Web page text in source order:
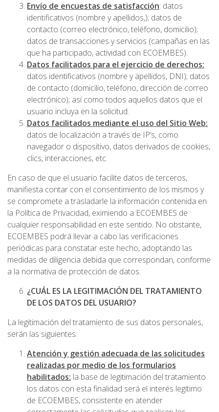
Envío de encuestas de satisfacción: datos
identificativos (nombre y apellidos,); datos de
contacto (correo electrónico, teléfono, domicilio);
datos de transacciones y servicios (campañas en las
que ha participado, actividad con ECOEMBES).
Datos facilitados para el ejercicio de derechos:
datos identificativos (nombre y apellidos, DNI); datos
de contacto (domicilio, teléfono, dirección de correo
electrónico); así como todos aquellos datos que el
usuario incluya en la solicitud.
Datos facilitados mediante el uso del Sitio Web:
datos de localización a través de IP’s, como
navegador o dispositivo, datos derivados de cookies,
clics, interacciones, etc.
En caso de que el usuario facilite datos de terceros,
manifiesta contar con el consentimiento de los mismos y
se compromete a trasladarle la información contenida en
la Política de Privacidad, eximiendo a ECOEMBES de
cualquier responsabilidad en este sentido. No obstante,
ECOEMBES podrá llevar a cabo las verificaciones
periódicas para constatar este hecho, adoptando las
medidas de diligencia debida que correspondan, conforme
a la normativa de protección de datos.
¿CUÁL ES LA LEGITIMACIÓN DEL TRATAMIENTO
DE LOS DATOS DEL USUARIO?
La legitimación del tratamiento de sus datos personales,
serán las siguientes:
Atención y gestión adecuada de las solicitudes
realizadas por medio de los formularios
habilitados: la base de legitimación del tratamiento
los datos con esta finalidad será el interés legítimo
de ECOEMBES, consistente en atender